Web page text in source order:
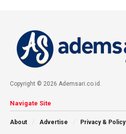
Copyright © 2026 Ademsari.co.id.
Navigate Site
About Advertise Privacy & Policy